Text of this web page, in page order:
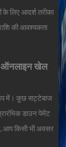
लिए आदर्श तरीका
की आवश्यकता
ऑनलाइन खेल
रूप में। कुछ सट्टेबाज
डाउन पेमेंट
आप किसी भी अवसर